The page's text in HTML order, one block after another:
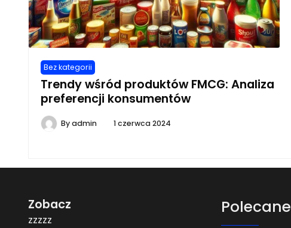
Bez kategorii
Trendy wśród produktów FMCG: Analiza
preferencji konsumentów
Byadmin 1 czerwca 2024
Zobacz
zzzzz
Polecane